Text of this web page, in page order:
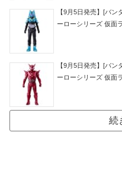
【9月5日発売】[バ
ーローシリーズ 仮面
【9月5日発売】[バ
ーローシリーズ 仮面
続